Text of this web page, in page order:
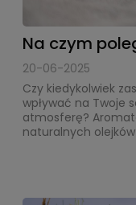
Na czym
20-06-2025
Czy kiedykolwiek
wpływać na Twoje
atmosferę?
naturalnych